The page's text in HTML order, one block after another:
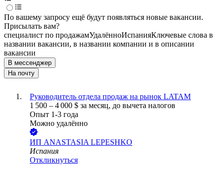
По вашему запросу ещё будут появляться новые вакансии.
Присылать вам?
специалист по продажамУдалённоИспанияКлючевые слова в
названии вакансии, в названии компании и в описании
вакансии
В мессенджер
На почту
Руководитель отдела продаж на рынок LATAM
1 500 – 4 000 $ за месяц, до вычета налогов
Опыт 1-3 года
Можно удалённо
ИП ANASTASIA LEPESHKO
Испания
Откликнуться